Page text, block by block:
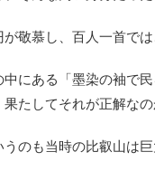
が敬慕し、百人一首で
中にある「墨染の袖で
果たしてそれが正解なの
うのも当時の比叡山は